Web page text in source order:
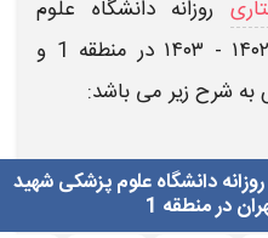
روزانه دانشگاه علوم
در منطقه 1 و
شرح زیر می باشد:
دانشگاه علوم پزشکی شهید
در منطقه 1